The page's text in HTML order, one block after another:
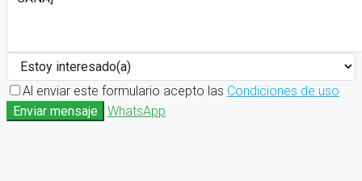
Al enviar este formulario acepto las Condiciones de uso
Enviar mensaje
WhatsApp